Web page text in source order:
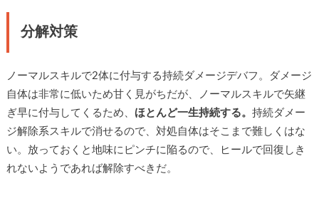
分解対策
ノーマルスキルで2体に付与する持続ダメージデバフ。ダメージ
自体は非常に低いため甘く見がちだが、ノーマルスキルで矢継
ぎ早に付与してくるため、 ほとんど一生持続する。 持続ダメー
ジ解除系スキルで消せるので、対処自体はそこまで難しくはな
い。放っておくと地味にピンチに陥るので、ヒールで回復しき
れないようであれば解除すべきだ。